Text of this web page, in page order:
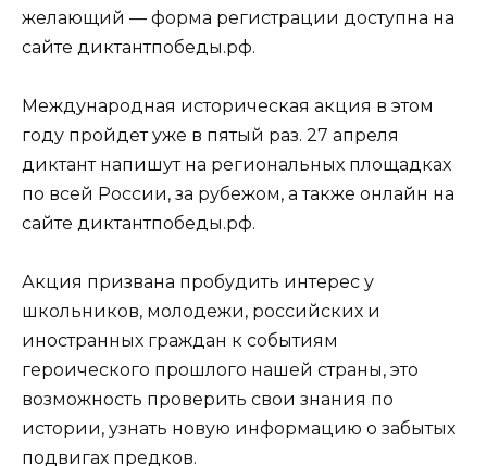
желающий — форма регистрации доступна на
сайте диктантпобеды.рф.
Международная историческая акция в этом
году пройдет уже в пятый раз. 27 апреля
диктант напишут на региональных площадках
по всей России, за рубежом, а также онлайн на
сайте диктантпобеды.рф.
Акция призвана пробудить интерес у
школьников, молодежи, российских и
иностранных граждан к событиям
героического прошлого нашей страны, это
возможность проверить свои знания по
истории, узнать новую информацию о забытых
подвигах предков.